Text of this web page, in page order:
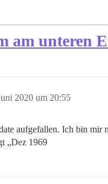
am unteren
2020 um 20:55
aufgefallen. Ich bin mir
„Dez 1969